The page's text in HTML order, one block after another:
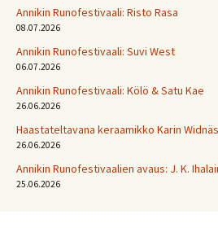
Annikin Runofestivaali: Risto Rasa
08.07.2026
Annikin Runofestivaali: Suvi West
06.07.2026
Annikin Runofestivaali: Kölö & Satu Kae
26.06.2026
Haastateltavana keraamikko Karin Widnäs
26.06.2026
Annikin Runofestivaalien avaus: J. K.
25.06.2026